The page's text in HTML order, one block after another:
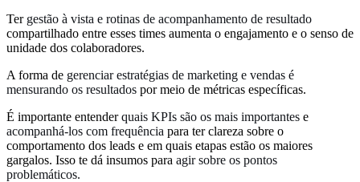
Ter gestão à vista e rotinas de acompanhamento de resultado
compartilhado entre esses times aumenta o engajamento e o senso de
unidade dos colaboradores.
A forma de gerenciar estratégias de marketing e vendas é
mensurando os resultados por meio de métricas específicas.
É importante entenderquais KPIs são os mais importantes e
acompanhá-los com frequência para ter clareza sobre o
comportamento dos leads e em quais etapas estão os maiores
gargalos. Isso te dá insumos para agir sobre os pontos
problemáticos.